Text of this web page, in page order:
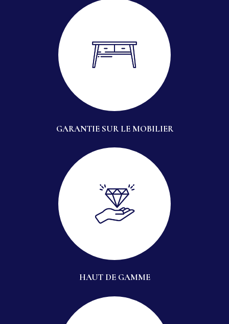
GARANTIE SUR LE MOBILIER
HAUT DE GAMME